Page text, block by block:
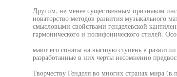
Другим, не менее существенным признаком
новаторство методов развития музыкального
смысловыми свойствами генделевской
гармонического и полифонического стилей.
мают его сонаты на высшую ступень в
разработанные в них черты несомненно
Творчеству Генделя во многих странах мира